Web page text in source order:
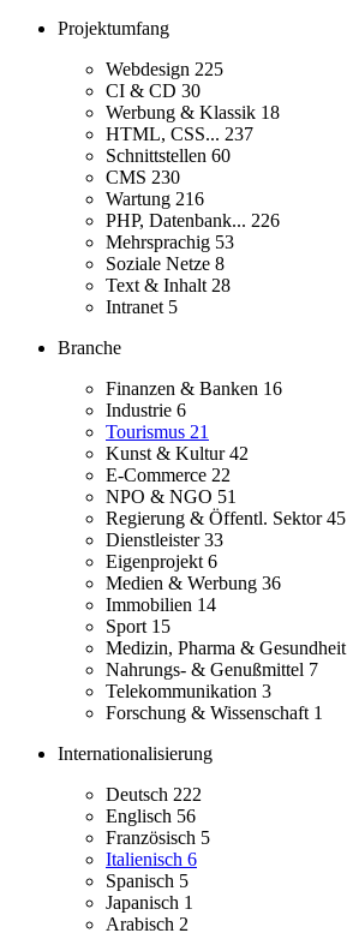
Projektumfang
Webdesign 225
CI & CD 30
Werbung & Klassik 18
HTML, CSS... 237
Schnittstellen 60
CMS 230
Wartung 216
PHP, Datenbank... 226
Mehrsprachig 53
Soziale Netze 8
Text & Inhalt 28
Intranet 5
Branche
Finanzen & Banken 16
Industrie 6
Tourismus 21
Kunst & Kultur42
E-Commerce 22
NPO & NGO 51
Regierung & Öffentl. Sektor45
Dienstleister33
Eigenprojekt 6
Medien & Werbung 36
Immobilien 14
Sport 15
Medizin, Pharma & Gesundheit
Nahrungs- & Genußmittel 7
Telekommunikation 3
Forschung & Wissenschaft 1
Internationalisierung
Deutsch 222
Englisch 56
Französisch 5
Italienisch 6
Spanisch 5
Japanisch 1
Arabisch 2